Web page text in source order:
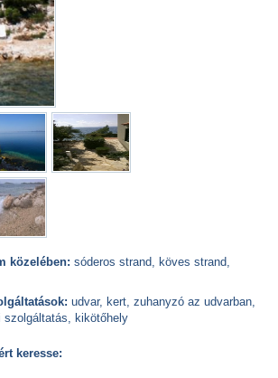
közelében: sóderos strand, köves strand,
udvar, kert, zuhanyzó az udvarban,
szolgáltatás, kikötőhely
keresse: